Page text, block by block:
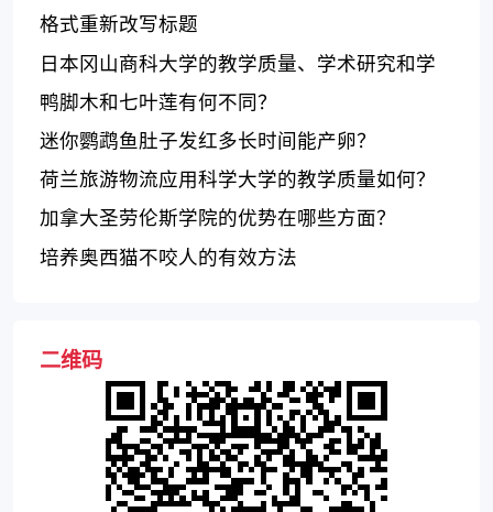
格式重新改写标题
日本冈山商科大学的教学质量、学术研究和学
科设置状况如何？
鸭脚木和七叶莲有何不同？
迷你鹦鹉鱼肚子发红多长时间能产卵？
荷兰旅游物流应用科学大学的教学质量如何？
加拿大圣劳伦斯学院的优势在哪些方面？
培养奥西猫不咬人的有效方法
二维码